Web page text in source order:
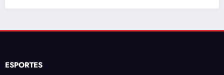
ESPORTES